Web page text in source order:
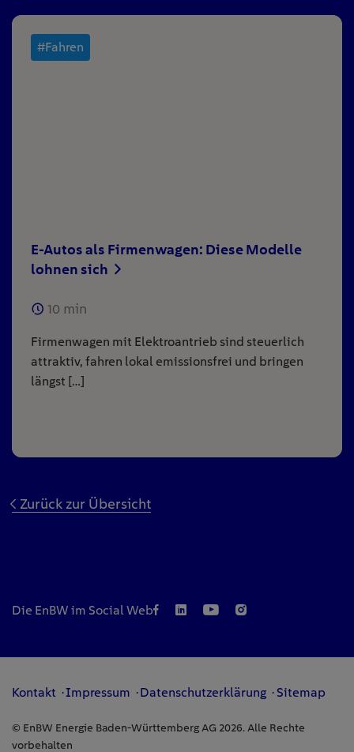
#Fahren
E-Autos als Firmenwagen: Diese Modelle
lohnen sich
10 min
Firmenwagen mit Elektroantrieb sind steuerlich
attraktiv, fahren lokal emissionsfrei und bringen
längst […]
Zurück zur Übersicht
Die EnBW im Social Web
Kontakt Impressum Datenschutzerklärung Sitemap
© EnBW Energie Baden-Württemberg AG 2026. Alle Rechte
vorbehalten